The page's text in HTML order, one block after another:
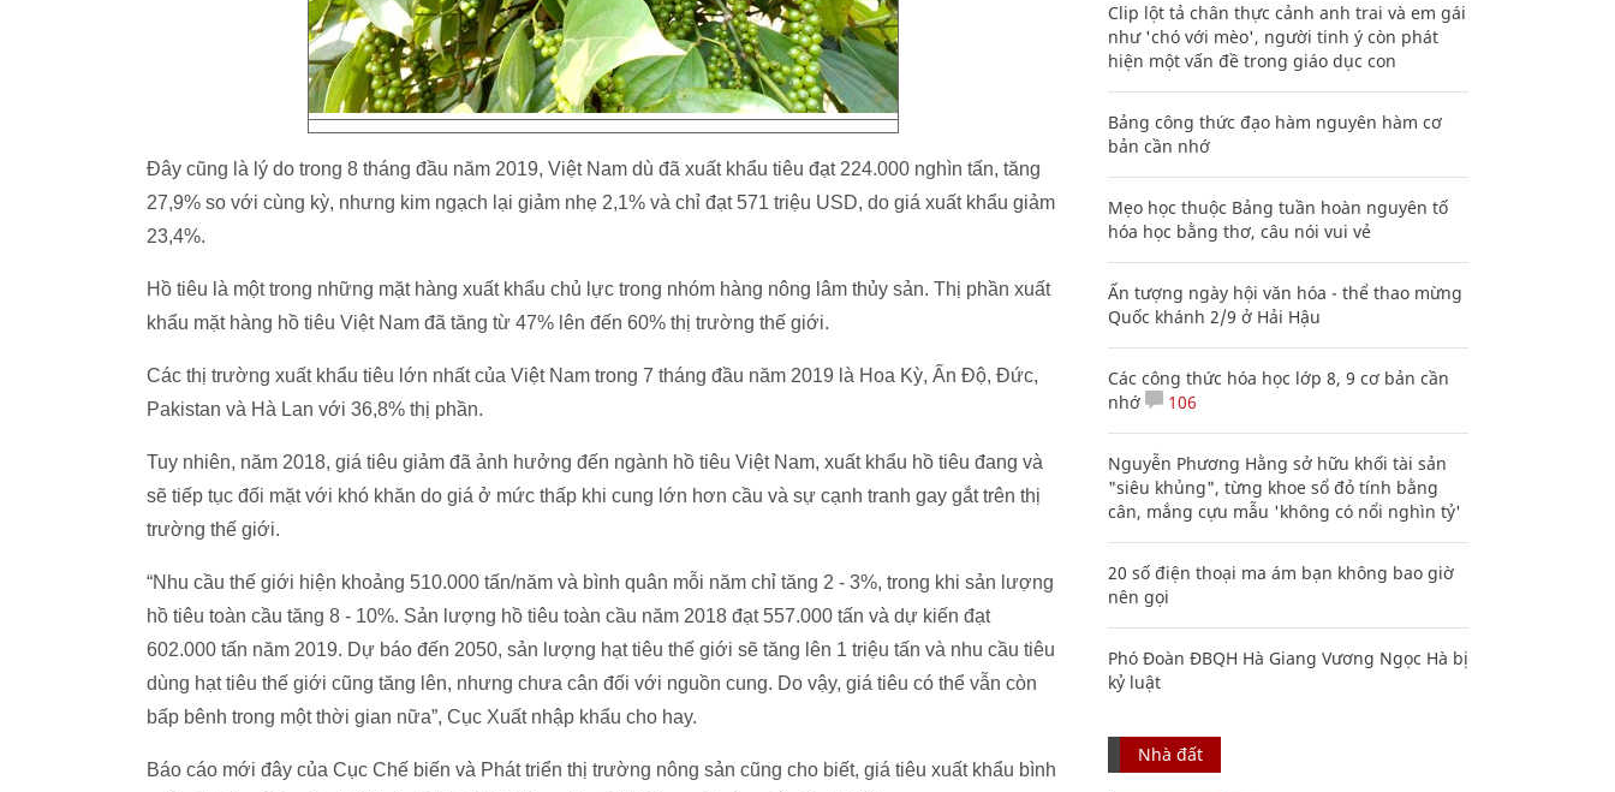
Đây cũng là lý do trong 8 tháng đầu năm 2019, Việt Nam dù đã xuất khẩu tiêu đạt 224.000 nghìn tấn, tăng
27,9% so với cùng kỳ, nhưng kim ngạch lại giảm nhẹ 2,1% và chỉ đạt 571 triệu USD, do giá xuất khẩu giảm
23,4%.
Hồ tiêu là một trong những mặt hàng xuất khẩu chủ lực trong nhóm hàng nông lâm thủy sản. Thị phần xuất
khẩu mặt hàng hồ tiêu Việt Nam đã tăng từ 47% lên đến 60% thị trường thế giới.
Các thị trường xuất khẩu tiêu lớn nhất của Việt Nam trong 7 tháng đầu năm 2019 là Hoa Kỳ, Ấn Độ, Đức,
Pakistan và Hà Lan với 36,8% thị phần.
Tuy nhiên, năm 2018, giá tiêu giảm đã ảnh hưởng đến ngành hồ tiêu Việt Nam, xuất khẩu hồ tiêu đang và
sẽ tiếp tục đối mặt với khó khăn do giá ở mức thấp khi cung lớn hơn cầu và sự cạnh tranh gay gắt trên thị
trường thế giới.
“Nhu cầu thế giới hiện khoảng 510.000 tấn/năm và bình quân mỗi năm chỉ tăng 2 - 3%, trong khi sản lượng
hồ tiêu toàn cầu tăng 8 - 10%. Sản lượng hồ tiêu toàn cầu năm 2018 đạt 557.000 tấn và dự kiến đạt
602.000 tấn năm 2019. Dự báo đến 2050, sản lượng hạt tiêu thế giới sẽ tăng lên 1 triệu tấn và nhu cầu tiêu
dùng hạt tiêu thế giới cũng tăng lên, nhưng chưa cân đối với nguồn cung. Do vậy, giá tiêu có thể vẫn còn
bấp bênh trong một thời gian nữa”, Cục Xuất nhập khẩu cho hay.
Báo cáo mới đây của Cục Chế biến và Phát triển thị trường nông sản cũng cho biết, giá tiêu xuất khẩu bình
Clip lột tả chân thực cảnh anh trai và em gái
như 'chó với mèo', người tinh ý còn phát
hiện một vấn đề trong giáo dục con
Bảng công thức đạo hàm nguyên hàm cơ
bản cần nhớ
Mẹo học thuộc Bảng tuần hoàn nguyên tố
hóa học bằng thơ, câu nói vui vẻ
Ấn tượng ngày hội văn hóa - thể thao mừng
Quốc khánh 2/9 ở Hải Hậu
Các công thức hóa học lớp 8, 9 cơ bản cần
nhớ
106
Nguyễn Phương Hằng sở hữu khối tài sản
"siêu khủng", từng khoe sổ đỏ tính bằng
cân, mắng cựu mẫu 'không có nổi nghìn tỷ'
20 số điện thoại ma ám bạn không bao giờ
nên gọi
Phó Đoàn ĐBQH Hà Giang Vương Ngọc Hà bị
kỷ luật
Nhà đất